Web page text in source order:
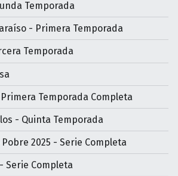
Temporada
- Primera Temporada
Temporada
Temporada Completa
- Quinta Temporada
2025 - Serie Completa
Serie Completa